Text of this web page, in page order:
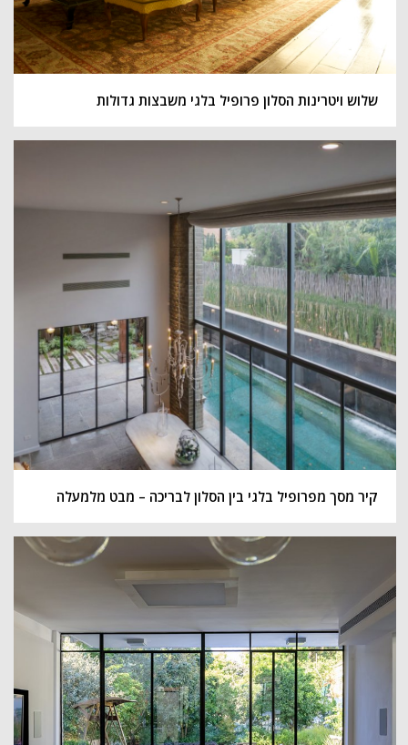
שלוש ויטרינות הסלון פרופיל בלגי משבצות גדולות
קיר מסך מפרופיל בלגי בין הסלון לבריכה – מבט מלמעלה